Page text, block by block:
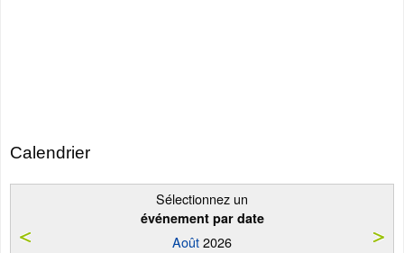
Calendrier
Sélectionnez un
événement par date
Août2026